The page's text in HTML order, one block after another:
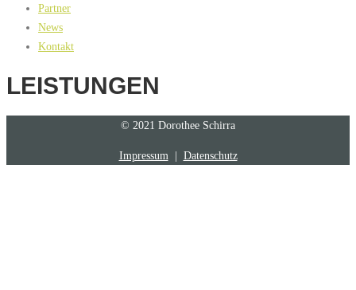
Partner
News
Kontakt
LEISTUNGEN
© 2021 Dorothee Schirra
Impressum| Datenschutz